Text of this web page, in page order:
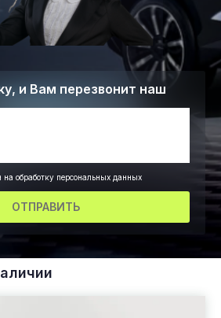
и Вам перезвонит наш
на обработку персональных данных
ОТПРАВИТЬ